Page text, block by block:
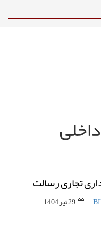
تجاری رسالت
29 تیر 1404